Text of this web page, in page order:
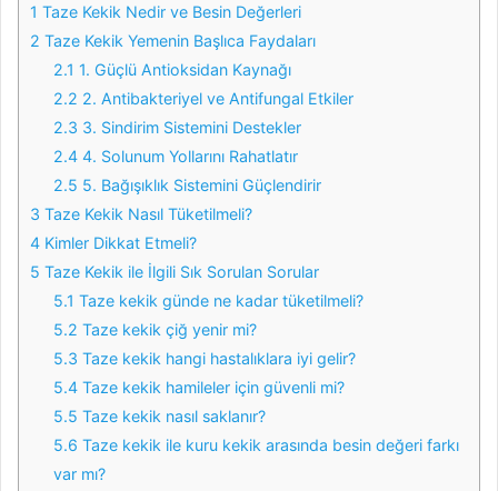
1 Taze Kekik Nedir ve Besin Değerleri
2 Taze Kekik Yemenin Başlıca Faydaları
2.1 1. Güçlü Antioksidan Kaynağı
2.2 2. Antibakteriyel ve Antifungal Etkiler
2.3 3. Sindirim Sistemini Destekler
2.4 4. Solunum Yollarını Rahatlatır
2.5 5. Bağışıklık Sistemini Güçlendirir
3 Taze Kekik Nasıl Tüketilmeli?
4 Kimler Dikkat Etmeli?
5 Taze Kekik ile İlgili Sık Sorulan Sorular
5.1 Taze kekik günde ne kadar tüketilmeli?
5.2 Taze kekik çiğ yenir mi?
5.3 Taze kekik hangi hastalıklara iyi gelir?
5.4 Taze kekik hamileler için güvenli mi?
5.5 Taze kekik nasıl saklanır?
5.6 Taze kekik ile kuru kekik arasında besin değeri farkı
var mı?